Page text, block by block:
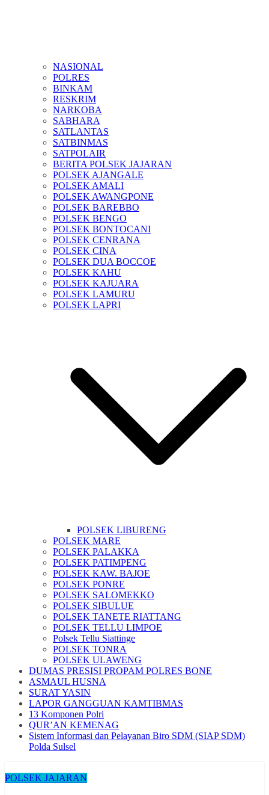
NASIONAL
POLRES
BINKAM
RESKRIM
NARKOBA
SABHARA
SATLANTAS
SATBINMAS
SATPOLAIR
BERITA POLSEK JAJARAN
POLSEK AJANGALE
POLSEK AMALI
POLSEK AWANGPONE
POLSEK BAREBBO
POLSEK BENGO
POLSEK BONTOCANI
POLSEK CENRANA
POLSEK CINA
POLSEK DUA BOCCOE
POLSEK KAHU
POLSEK KAJUARA
POLSEK LAMURU
POLSEK LAPRI
POLSEK LIBURENG
POLSEK MARE
POLSEK PALAKKA
POLSEK PATIMPENG
POLSEK KAW. BAJOE
POLSEK PONRE
POLSEK SALOMEKKO
POLSEK SIBULUE
POLSEK TANETE RIATTANG
POLSEK TELLU LIMPOE
Polsek Tellu Siattinge
POLSEK TONRA
POLSEK ULAWENG
DUMAS PRESISI PROPAM POLRES BONE
ASMAUL HUSNA
SURAT YASIN
LAPOR GANGGUAN KAMTIBMAS
13 Komponen Polri
QUR’AN KEMENAG
Sistem Informasi dan Pelayanan Biro SDM (SIAP SDM)
Polda Sulsel
POLSEK JAJARAN